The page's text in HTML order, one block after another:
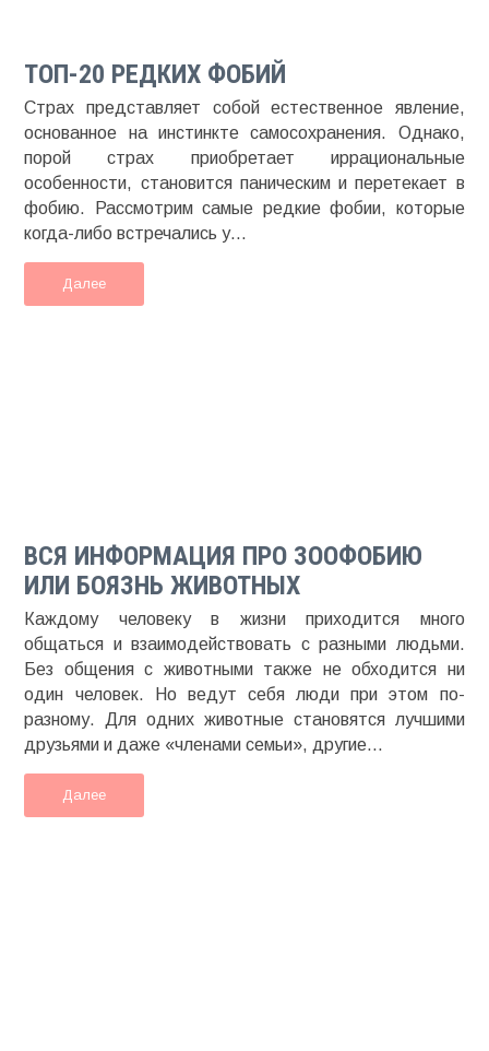
ТОП-20 РЕДКИХ ФОБИЙ
Страх представляет собой естественное явление,
основанное на инстинкте самосохранения. Однако,
порой страх приобретает иррациональные
особенности, становится паническим и перетекает в
фобию. Рассмотрим самые редкие фобии, которые
когда-либо встречались у...
Далее
ВСЯ ИНФОРМАЦИЯ ПРО ЗООФОБИЮ
ИЛИ БОЯЗНЬ ЖИВОТНЫХ
Каждому человеку в жизни приходится много
общаться и взаимодействовать с разными людьми.
Без общения с животными также не обходится ни
один человек. Но ведут себя люди при этом по-
разному. Для одних животные становятся лучшими
друзьями и даже «членами семьи», другие...
Далее